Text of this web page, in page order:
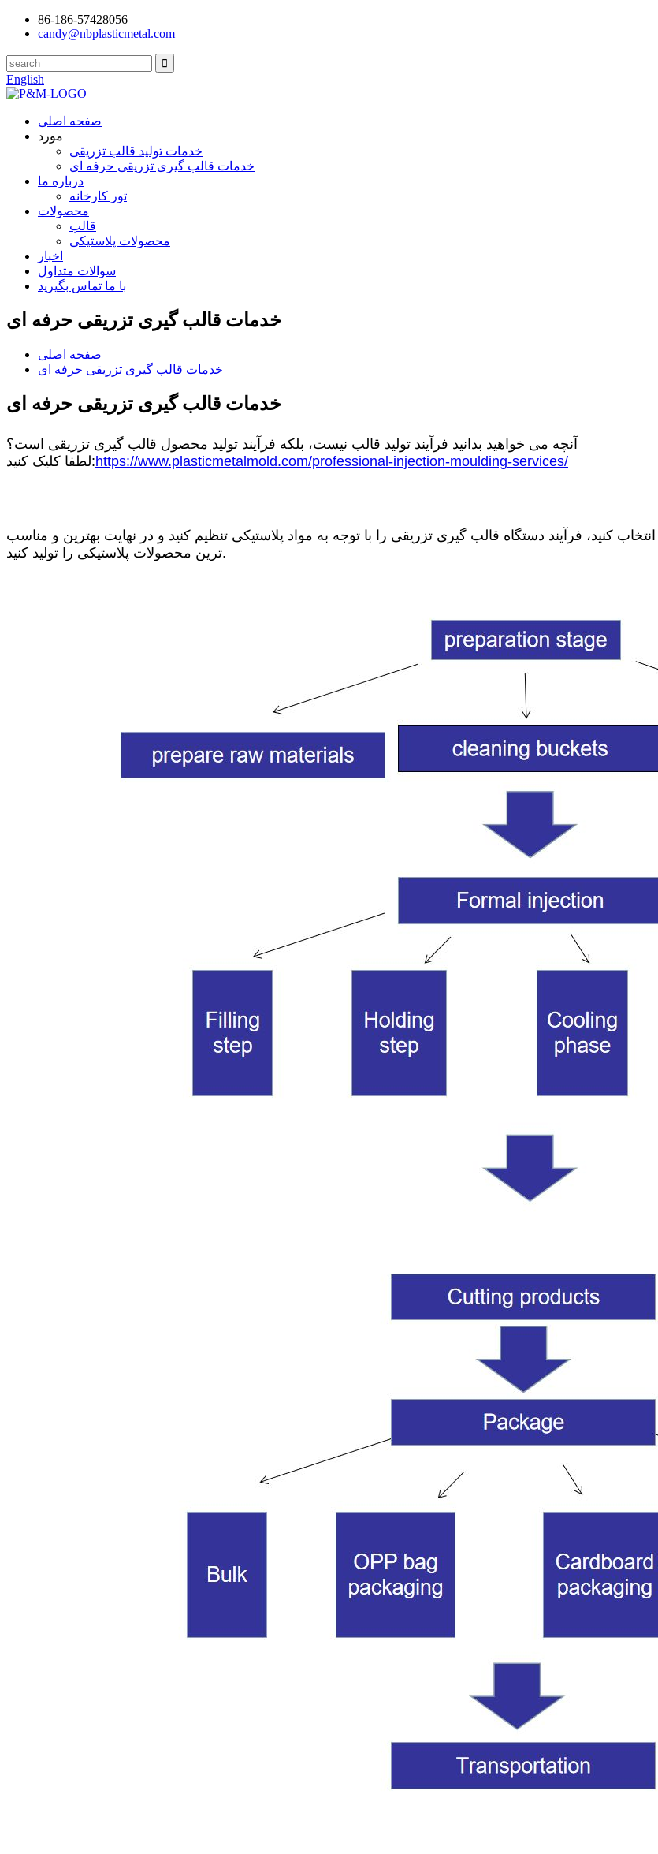
86-186-57428056
candy@nbplasticmetal.com
English
صفحه اصلی
مورد
خدمات تولید قالب تزریقی
خدمات قالب گیری تزریقی حرفه ای
درباره ما
تور کارخانه
محصولات
قالب
محصولات پلاستیکی
اخبار
سوالات متداول
با ما تماس بگیرید
خدمات قالب گیری تزریقی حرفه ای
صفحه اصلی
خدمات قالب گیری تزریقی حرفه ای
خدمات قالب گیری تزریقی حرفه ای
آنچه می خواهید بدانید فرآیند تولید قالب نیست، بلکه فرآیند تولید محصول قالب گیری تزریقی است؟
لطفا کلیک کنید:https://www.plasticmetalmold.com/professional-injection-moulding-services/
کنید، فرآیند دستگاه قالب گیری تزریقی را با توجه به مواد پلاستیکی تنظیم کنید و در نهایت بهترین و مناسب
ترین محصولات پلاستیکی را تولید کنید.